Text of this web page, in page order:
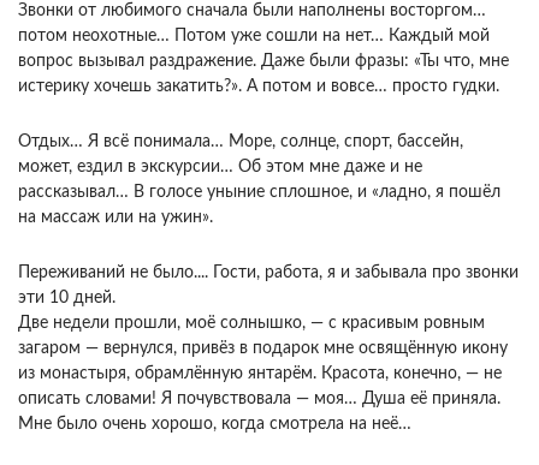
Звонки от любимого сначала были наполнены восторгом…
потом неохотные… Потом уже сошли на нет… Каждый мой
вопрос вызывал раздражение. Даже были фразы: «Ты что, мне
истерику хочешь закатить?». А потом и вовсе… просто гудки.
Отдых… Я всё понимала… Море, солнце, спорт, бассейн,
может, ездил в экскурсии… Об этом мне даже и не
рассказывал… В голосе уныние сплошное, и «ладно, я пошёл
на массаж или на ужин».
Переживаний не было.... Гости, работа, я и забывала про звонки
эти 10 дней.
Две недели прошли, моё солнышко, — с красивым ровным
загаром — вернулся, привёз в подарок мне освящённую икону
из монастыря, обрамлённую янтарём. Красота, конечно, — не
описать словами! Я почувствовала — моя… Душа её приняла.
Мне было очень хорошо, когда смотрела на неё…